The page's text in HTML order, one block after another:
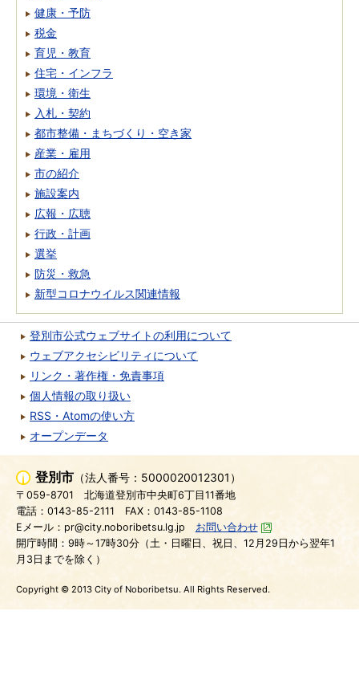
健康・予防
税金
育児・教育
住宅・インフラ
環境・衛生
入札・契約
都市整備・まちづくり・空き家
産業・雇用
市の紹介
施設案内
広報・広聴
行政・計画
選挙
防災・救急
新型コロナウイルス関連情報
登別市公式ウェブサイトの利用について
ウェブアクセシビリティについて
リンク・著作権・免責事項
個人情報の取り扱い
RSS・Atomの使い方
オープンデータ
登別市 （法人番号：5000020012301）
〒059-8701
北海道登別市中央町6丁目11番地
電話：0143-85-2111
FAX：0143-85-1108
Eメール：pr@city.noboribetsu.lg.jp
お問い合わせ
開庁時間：9時～17時30分（土・日曜日、祝日、12月29日から翌年1
月3日までを除く）
Copyright © 2013 City of Noboribetsu. All Rights Reserved.